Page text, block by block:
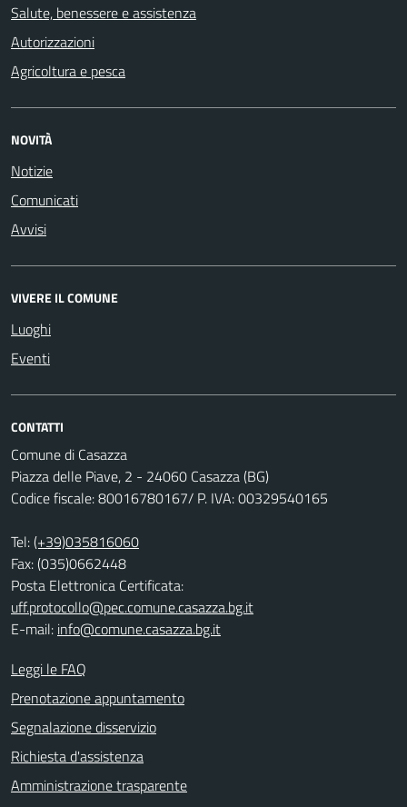
Salute, benessere e assistenza
Autorizzazioni
Agricoltura e pesca
NOVITÀ
Notizie
Comunicati
Avvisi
VIVERE IL COMUNE
Luoghi
Eventi
CONTATTI
Comune di Casazza
Piazza delle Piave, 2 - 24060 Casazza (BG)
Codice fiscale: 80016780167/ P. IVA: 00329540165
Tel:(+39)035816060
Fax: (035)0662448
Posta Elettronica Certificata:
uff.protocollo@pec.comune.casazza.bg.it
E-mail: info@comune.casazza.bg.it
Leggi le FAQ
Prenotazione appuntamento
Segnalazione disservizio
Richiesta d'assistenza
Amministrazione trasparente